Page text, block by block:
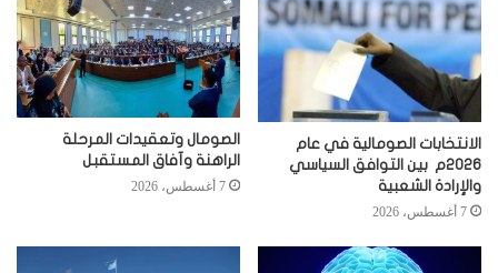
الانتخابات الصومالية في عام
2026م بين التوافق السياسي
والإرادة الشعبية
7 أغسطس، 2026
الصومال وتعقيدات المرحلة
الراهنة وآفاق المستقبل
7 أغسطس، 2026